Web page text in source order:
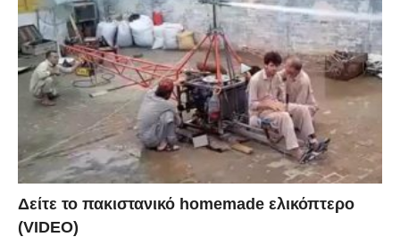
Δείτε το πακιστανικό homemade ελικόπτερο
(VIDEO)